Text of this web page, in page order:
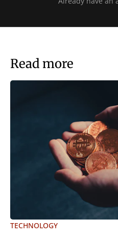
Read more
TECHNOLOGY